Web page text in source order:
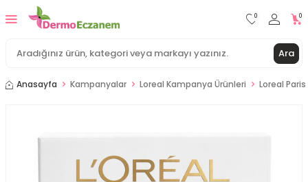
Ara
0 0
Anasayfa Kampanyalar Loreal Kampanya Ürünleri Loreal Paris